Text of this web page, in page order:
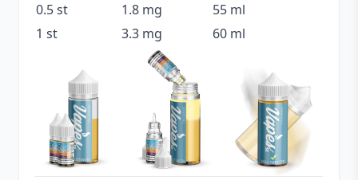
0.5 st
1.8 mg
55 ml
1 st
3.3 mg 60 ml
Innehåller
cooling
Ja
Nikotin
0 mg
Serie
Nasty Ballin
Smakprofil
Kolsyra
Passionsfrukt
Tillverkare
Nasty Worldwide